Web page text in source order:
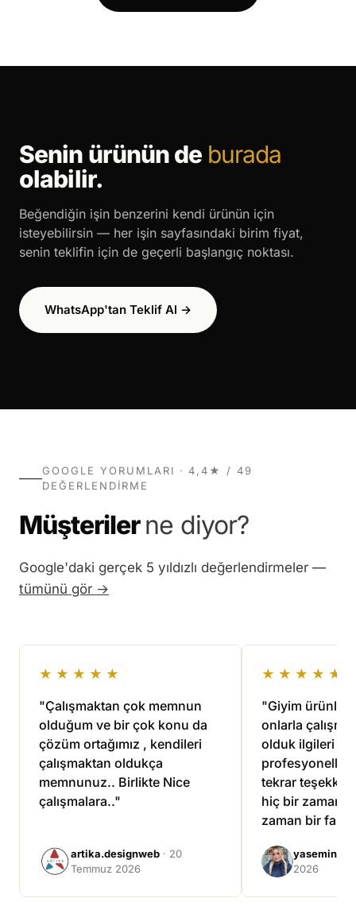
Senin ürünün de burada
olabilir.
Beğendiğin işin benzerini kendi ürünün için
isteyebilirsin — her işin sayfasındaki birim fiyat,
senin teklifin için de geçerli başlangıç noktası.
WhatsApp'tan Teklif Al →
GOOGLE YORUMLARI · 4,4★ / 49
DEĞERLENDIRME
Müşterilerne diyor?
Google'daki gerçek 5 yıldızlı değerlendirmeler —
tümünü gör →
★★★★★
"Çalışmaktan çok memnun
olduğum ve bir çok konu da
çözüm ortağımız , kendileri
çalışmaktan oldukça
memnunuz.. Birlikte Nice
çalışmalara.."
artika.designweb · 20
Temmuz 2026
★★★★★
"Giyim
onlarla
olduk ilgileri ve
tekrar teşekkür
hiç bir zaman
zaman bir
yasemin
2026